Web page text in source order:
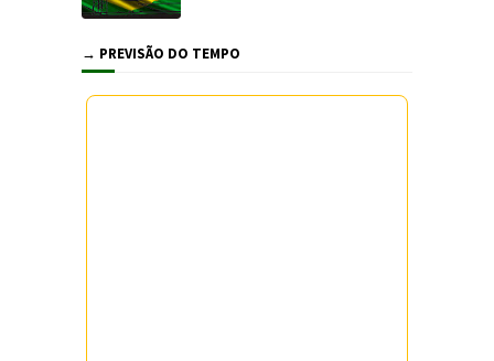
→ PREVISÃO DO TEMPO